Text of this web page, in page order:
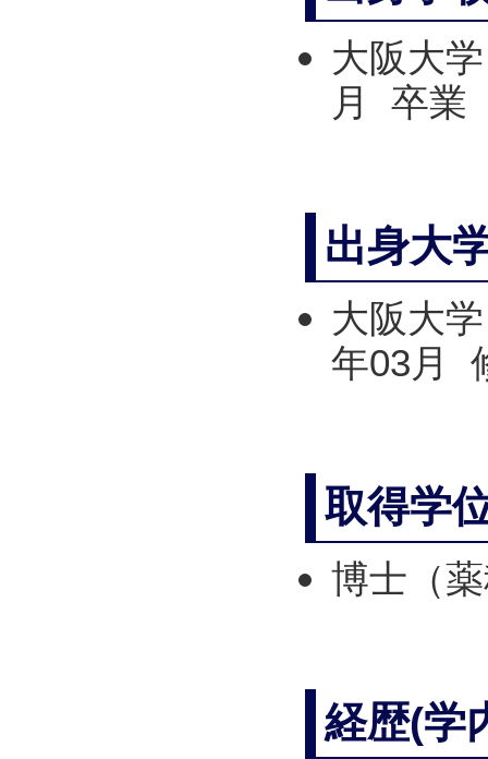
大阪大
月 卒業
出身大
大阪大
年03月
取得学
博士（
経歴(学